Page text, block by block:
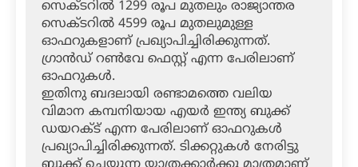
സെക്ടറില്‍ 1299 രൂപ മുതലും രാജ്യാന്തര
സെക്ടറില്‍ 4599 രൂപ മുതലുമുള്ള
ഓഫറുകളാണ് പ്രഖ്യാപിച്ചിരിക്കുന്നത്.
ഗ്രാന്‍ഡ് റണ്‍വേ ഫെസ്റ്റ് എന്ന പേരിലാണ്
ഓഫറുകള്‍.
ഇതിനു ബദലായി രണ്ടാമത്തെ വലിയ
വിമാന കമ്പനിയായ എയര്‍ ഇന്ത്യ ബുക്ക്
ഡയറക്ട് എന്ന പേരിലാണ് ഓഫറുകള്‍
പ്രഖ്യാപിച്ചിരിക്കുന്നത്. ടിക്കറ്റുകള്‍ നേരിട്ടു